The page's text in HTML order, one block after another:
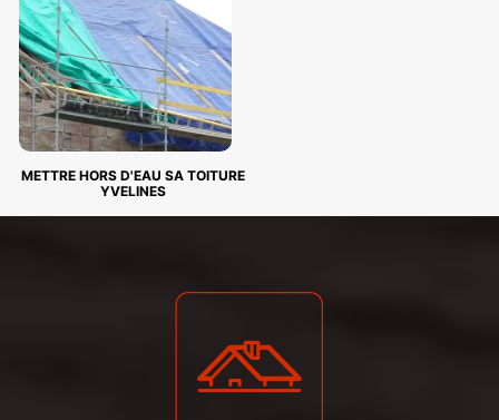
METTRE HORS D'EAU SA TOITURE
YVELINES